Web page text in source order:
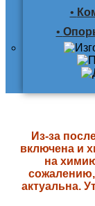
•
•
Из-за
включена и
на
сожалению,
актуальна.